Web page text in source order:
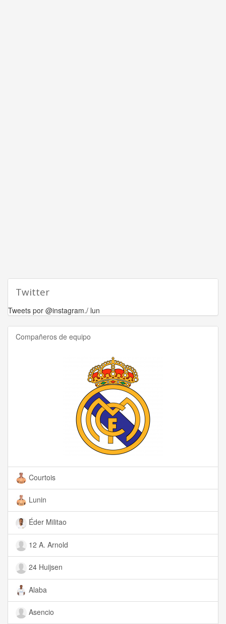
Twitter
Tweets por @instagram./ lun
Compañeros de equipo
Courtois
Lunin
Éder Militao
12 A. Arnold
24 Huijsen
Alaba
Asencio